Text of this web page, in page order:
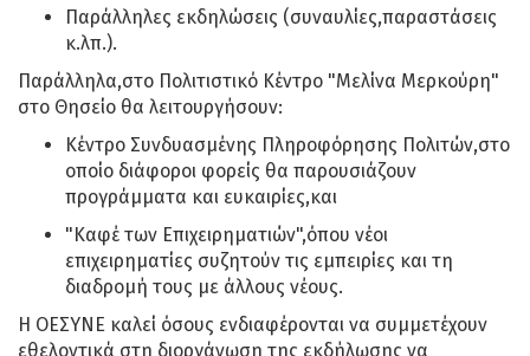
Παράλληλες εκδηλώσεις (συναυλίες,παραστάσεις
κ.λπ.).
Παράλληλα,στο Πολιτιστικό Κέντρο "Μελίνα Μερκούρη"
στο Θησείο θα λειτουργήσουν:
Κέντρο Συνδυασμένης Πληροφόρησης Πολιτών,στο
οποίο διάφοροι φορείς θα παρουσιάζουν
προγράμματα και ευκαιρίες,και
"Καφέ των Επιχειρηματιών",όπου νέοι
επιχειρηματίες συζητούν τις εμπειρίες και τη
διαδρομή τους με άλλους νέους.
Η ΟΕΣΥΝΕ καλεί όσους ενδιαφέρονται να συμμετέχουν
εθελοντικά στη διοργάνωση της εκδήλωσης να